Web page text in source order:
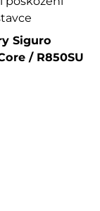
Siguro
/ R850SU